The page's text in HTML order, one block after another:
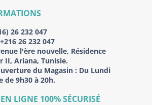
26 232 047
+216 26 232 047
l'ère nouvelle, Résidence
II, Ariana, Tunisie.
du Magasin : Du Lundi
de 9h30 à 20h.
LIGNE 100% SÉCURISÉ